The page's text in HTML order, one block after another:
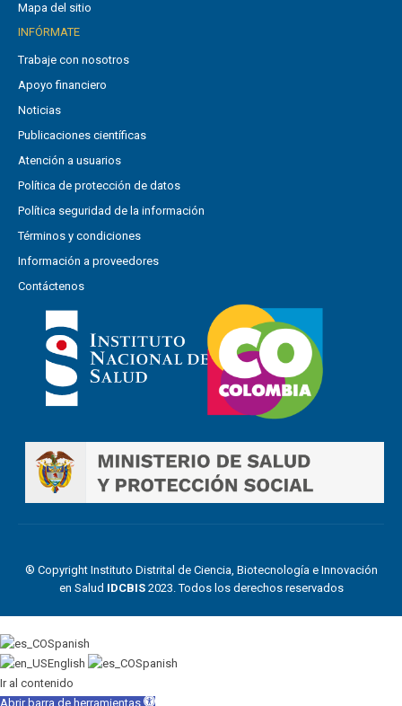
Mapa del sitio
INFÓRMATE
Trabaje con nosotros
Apoyo financiero
Noticias
Publicaciones científicas
Atención a usuarios
Política de protección de datos
Política seguridad de la información
Términos y condiciones
Información a proveedores
Contáctenos
® Copyright Instituto Distrital de Ciencia, Biotecnología e Innovación
en Salud IDCBIS 2023. Todos los derechos reservados
Spanish
English
Spanish
Ir al contenido
Abrir barra de herramientas